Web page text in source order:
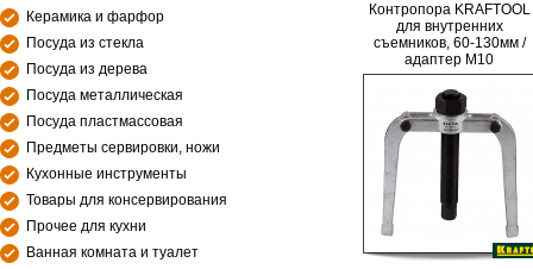
Керамика и фарфор
Посуда из стекла
Посуда из дерева
Посуда металлическая
Посуда пластмассовая
Предметы сервировки, ножи
Кухонные инструменты
Товары для консервирования
Прочее для кухни
Ванная комната и туалет
Контропора KRAFTOOL
для внутренних
съемников, 60-130мм /
адаптер М10